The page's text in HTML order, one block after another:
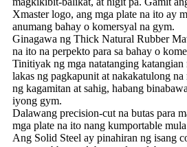
Xmaster logo, ang mga plate na ito ay
anumang bahay o komersyal na gym.
Ginagawa ng Thick Natural Rubber
na ito na perpekto para sa bahay o
Tinitiyak ng mga natatanging katangian
lakas ng pagkapunit at nakakatulong
ng kagamitan at sahig, habang
iyong gym.
Dalawang precision-cut na butas para
mga plate na ito nang kumportable
Ang Solid Steel ay pinahiran ng isang